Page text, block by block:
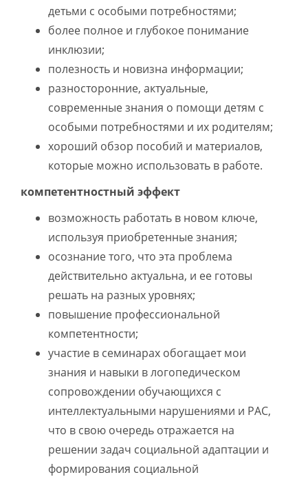
детьми с особыми потребностями;
более полное и глубокое понимание
инклюзии;
полезность и новизна информации;
разносторонние, актуальные,
современные знания о помощи детям с
особыми потребностями и их родителям;
хороший обзор пособий и материалов,
которые можно использовать в работе.
компетентностный эффект
возможность работать в новом ключе,
используя приобретенные знания;
осознание того, что эта проблема
действительно актуальна, и ее готовы
решать на разных уровнях;
повышение профессиональной
компетентности;
участие в семинарах обогащает мои
знания и навыки в логопедическом
сопровождении обучающихся с
интеллектуальными нарушениями и РАС,
что в свою очередь отражается на
решении задач социальной адаптации и
формирования социальной